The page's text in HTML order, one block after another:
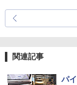
関連記事
パ